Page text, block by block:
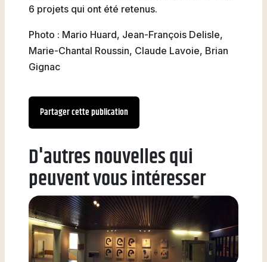
6 projets qui ont été retenus.
Photo : Mario Huard, Jean-François Delisle,
Marie-Chantal Roussin, Claude Lavoie, Brian
Gignac
Partager cette publication
D'autres nouvelles qui
peuvent vous intéresser